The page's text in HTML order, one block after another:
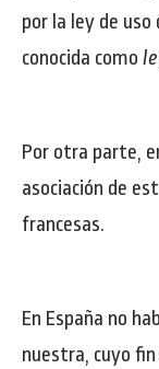
por la ley de uso
conocida como
Por otra parte,
asociación de
francesas.
En España no
nuestra, cuyo